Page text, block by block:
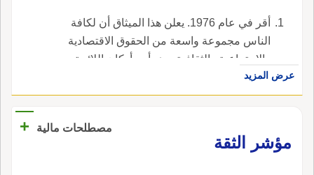
أقر في عام 1976. يعلن هذا الميثاق أن لكافة
الناس مجموعة واسعة من الحقوق الاقتصادية
والاجتماعية والثقافية. وهو أحد أركان اللائحة
الدولية لحقوق الإنسان.عرض المزيد
مصطلحات مالية
+
مؤشر الثقة